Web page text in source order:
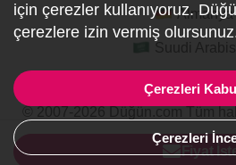
Fiyat
Almanya
Özel Etkinlik Online
ref:PI1-1-2420
için çerezler kullanıyoruz.
çerezlere izin vermiş
Çerezleri
Çerezleri